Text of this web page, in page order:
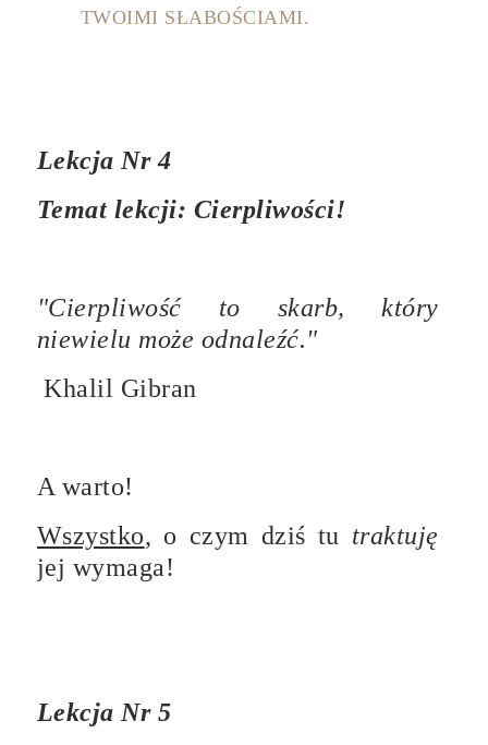
TWOIMI SŁABOŚCIAMI.
Lekcja Nr 4
Temat lekcji: Cierpliwości!
"Cierpliwość to skarb, który
niewielu może odnaleźć."
Khalil Gibran
A warto!
Wszystko, o czym dziś tu traktuję
jej wymaga!
Lekcja Nr 5